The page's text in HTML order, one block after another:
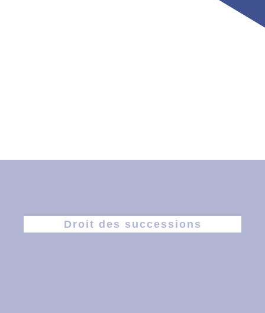
Droit des successions